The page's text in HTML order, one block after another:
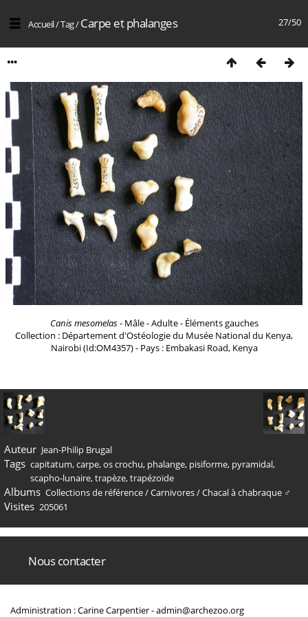
27/50
Accueil/Tag/Carpe et phalanges
Canis mesomelas- Mâle - Adulte - Éléments gauches
Collection : Département d'Ostéologie du Musée National du Kenya,
Nairobi (Id:OM4357) - Pays : Embakasi Road, Kenya
Auteur Jean-Philip Brugal
Tags capitatum,carpe,os crochu, phalange, pisiforme, pyramidal,
scapho-lunaire,trapèze,trapézoïde
Albums Collections de référence/Carnivores/Chacal à chabraque ♂
Visites 205061
Nous contacter
Administration : Carine Carpentier -admin@archezoo.org